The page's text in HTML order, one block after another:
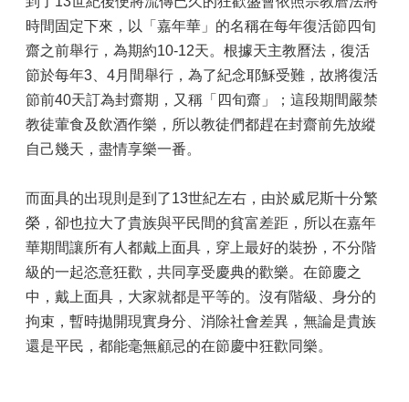
時間固定下來，以「嘉年華」的名稱在每年復活節四旬
齋之前舉行，為期約10-12天。根據天主教曆法，復活
節於每年3、4月間舉行，為了紀念耶穌受難，故將復活
節前40天訂為封齋期，又稱「四旬齋」；這段期間嚴禁
教徒葷食及飲酒作樂，所以教徒們都趕在封齋前先放縱
自己幾天，盡情享樂一番。
而面具的出現則是到了13世紀左右，由於威尼斯十分繁
榮，卻也拉大了貴族與平民間的貧富差距，所以在嘉年
華期間讓所有人都戴上面具，穿上最好的裝扮，不分階
級的一起恣意狂歡，共同享受慶典的歡樂。在節慶之
中，戴上面具，大家就都是平等的。沒有階級、身分的
拘束，暫時拋開現實身分、消除社會差異，無論是貴族
還是平民，都能毫無顧忌的在節慶中狂歡同樂。